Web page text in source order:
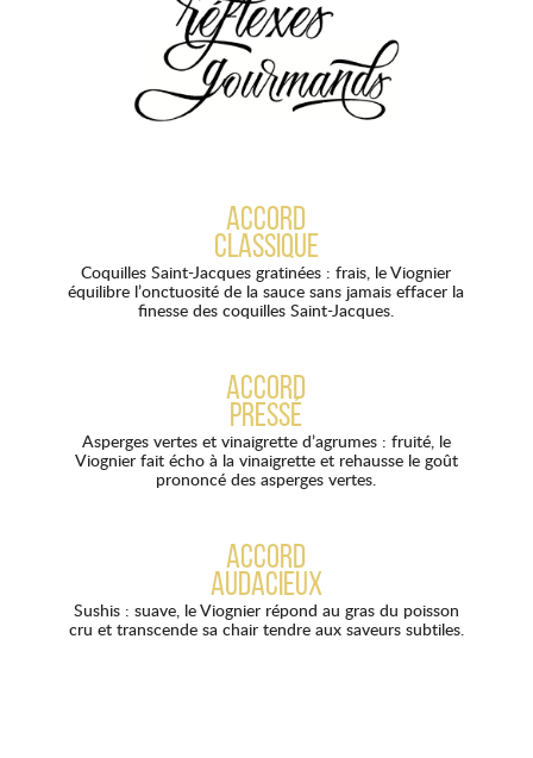
ACCORD
CLASSIQUE
Coquilles Saint-Jacques gratinées : frais, le Viognier
équilibre l’onctuosité de la sauce sans jamais effacer la
finesse des coquilles Saint-Jacques.
ACCORD
PRESSÉ
Asperges vertes et vinaigrette d’agrumes : fruité, le
Viognier fait écho à la vinaigrette et rehausse le goût
prononcé des asperges vertes.
ACCORD
AUDACIEUX
Sushis : suave, le Viognier répond au gras du poisson
cru et transcende sa chair tendre aux saveurs subtiles.